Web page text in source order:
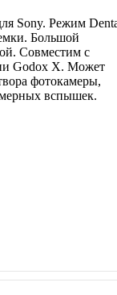
Sony. Режим
Большой
Совместим с
Godox X. Может
фотокамеры,
вспышек.